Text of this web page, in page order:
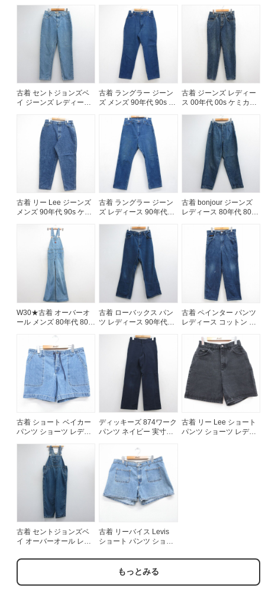
トン ネイビー デニム
ー デニム【spe】
古着 セントジョンズベ
イ ジーンズ レディース
コットン ネイビー デニ
ム 26jul14
古着 ラングラー ジーン
ズ メンズ 90年代 90s コ
デニム 26jul29
古着 ジーンズ レディー
ス 00年代 00s ケミカル
イビー デニム 26jul27
古着 リー Lee ジーンズ
メンズ 90年代 90s ケミ
ン USA製 ネイビー デニ
ム【spe】 26jul29
古着 ラングラー ジーン
ズ レディース 90年代
イビー デニム 26aug06
古着 bonjour ジーンズ
レディース 80年代 80s
ストライプ 26jul14
W30★古着 オーバーオ
ール メンズ 80年代 80s
古着 ローバックス パン
ツ レディース 90年代
ト コットン USA製 ネイ
ビー デニム 26jul14
古着 ペインター パンツ
レディース コットン ネ
古着 ショート ベイカー
パンツ ショーツ レディ
ン USA製 タロン ネイビ
ー デニム 26aug06
ディッキーズ 874ワーク
パンツ ネイビー 実寸
古着 リー Lee ショート
パンツ ショーツ レディ
古着 セントジョンズベ
イ オーバーオール レデ
トン ネイビー デニム
古着 リーバイス Levis
ショート パンツ ショー
90s コットン USA製 ネ
イビー デニム 26aug06
もっとみる